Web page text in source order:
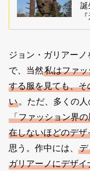
誕
ジョン・ガリアー
で、当然私はファ
する服を見ても、
い。ただ、多くの人
「ファッション界
在しないほどのデ
思う。作中には、 デ
ガリアーノにデザ